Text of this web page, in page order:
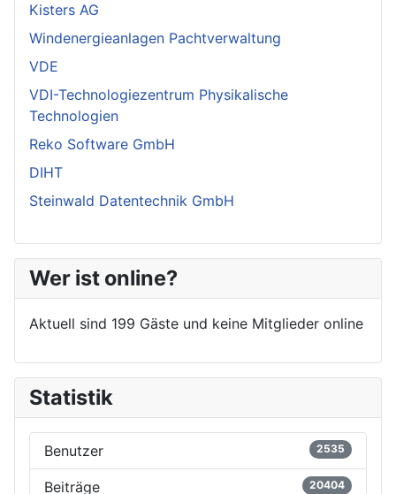
Kisters AG
Windenergieanlagen Pachtverwaltung
VDE
VDI-Technologiezentrum Physikalische
Technologien
Reko Software GmbH
DIHT
Steinwald Datentechnik GmbH
Wer ist online?
Aktuell sind 199 Gäste und keine Mitglieder online
Statistik
Benutzer 2535
Beiträge 20404